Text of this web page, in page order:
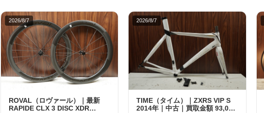
2026/8/7
ROVAL（ロヴァール）｜最新
RAPIDE CLX 3 DISC XDR
2026/8/7
TIME（タイム）｜ZXRS VIP S
2014年｜中古｜買取金額 93,000